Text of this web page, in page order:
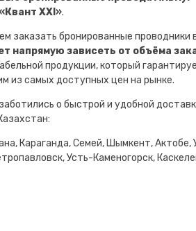
XXI».
заказать бронированные
напрямую зависеть от объёма
продукции, который
из самых доступных цен на рынке.
о быстрой и удобной
Караганда, Семей, Шымкент, Актобе,
Усть-Каменогорск,